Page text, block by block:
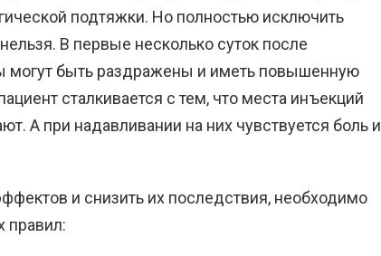
подтяжки. Но полностью исключить
В первые несколько суток после
быть раздражены и иметь повышенную
сталкивается с тем, что места инъекций
А при надавливании на них чувствуется боль и
и снизить их последствия, необходимо
правил: